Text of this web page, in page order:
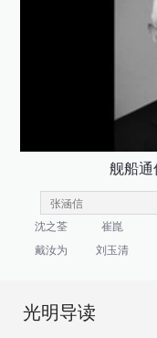
舰船通
沈之荃 崔崑
戴汝为
刘玉清
光明导读